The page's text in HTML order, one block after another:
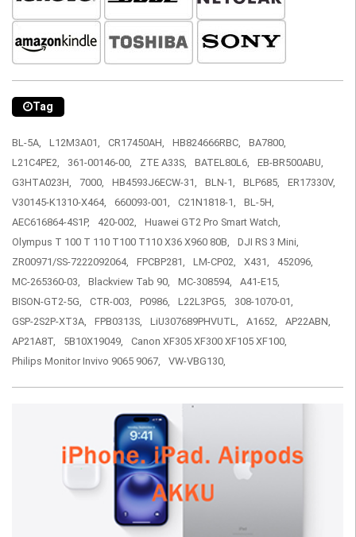
Tag
BL-5A, L12M3A01, CR17450AH, HB824666RBC,
BA7800,
L21C4PE2,
361-00146-00, ZTE A33S, BATEL80L6,
EB-BR500ABU,
G3HTA023H,
7000, HB4593J6ECW-31, BLN-1, BLP685,
ER17330V,
V30145-K1310-X464,
660093-001, C21N1818-1,
BL-5H,
AEC616864-4S1P,
420-002,
Huawei GT2 Pro Smart Watch,
Olympus T 100 T 110 T100 T110 X36 X960 80B,
DJI RS 3 Mini,
ZR00971/SS-7222092064,
FPCBP281, LM-CP02, X431,
452096,
MC-265360-03,
Blackview Tab 90, MC-308594,
A41-E15,
BISON-GT2-5G,
CTR-003, P0986, L22L3PG5,
308-1070-01,
GSP-2S2P-XT3A,
FPB0313S, LiU307689PHVUTL, A1652,
AP22ABN,
AP21A8T,
5B10X19049,
Canon XF305 XF300 XF105 XF100,
Philips Monitor Invivo 9065 9067,
VW-VBG130,